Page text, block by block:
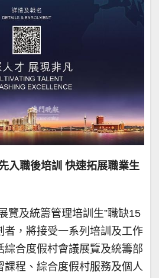
入職後培訓 快速拓展職業生
覽及統籌管理培訓生”職缺15
者，將接受一系列培訓及工作
綜合度假村會議展覽及統籌部
課程、綜合度假村服務及個人